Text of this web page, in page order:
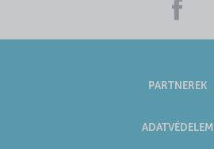
PARTNEREK
ADATVÉDELEM